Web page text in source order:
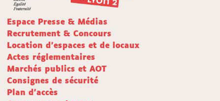
Espace Presse & Médias
Recrutement & Concours
Location d'espaces et de locaux
Actes réglementaires
Marchés publics et AOT
Consignes de sécurité
Plan d'accès